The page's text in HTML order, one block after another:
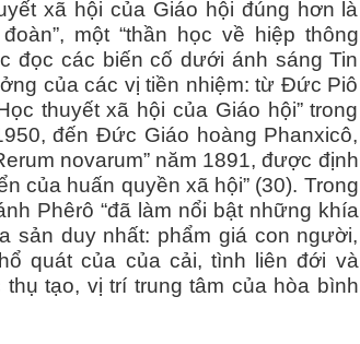
xã hội của Giáo hội đúng hơn là
một “thần học về hiệp thông
đọc các biến cố dưới ánh sáng Tin
của các vị tiền nhiệm: từ Đức Piô
thuyết xã hội của Giáo hội” trong
đến Đức Giáo hoàng Phanxicô,
novarum” năm 1891, được định
của huấn quyền xã hội” (30). Trong
Phêrô “đã làm nổi bật những khía
sản duy nhất: phẩm giá con người,
quát của của cải, tình liên đới và
tạo, vị trí trung tâm của hòa bình